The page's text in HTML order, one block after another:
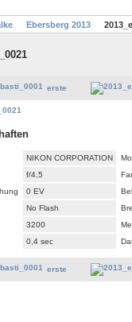
Ebersberg 2013
erste
NIKON CORPORATION
f/4,5
0 EV
No Flash
3200
0,4 sec
erste